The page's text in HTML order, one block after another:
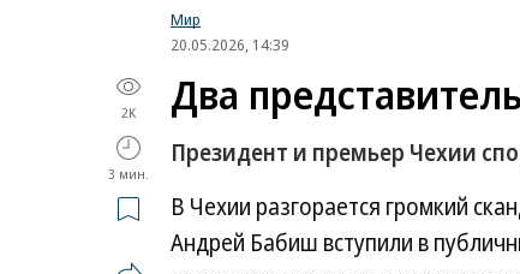
Мир
20.05.2026, 14:39
2K
3 мин.
Два
Президент и премьер Чехии
В Чехии разгорается громкий
Андрей Бабиш вступили в